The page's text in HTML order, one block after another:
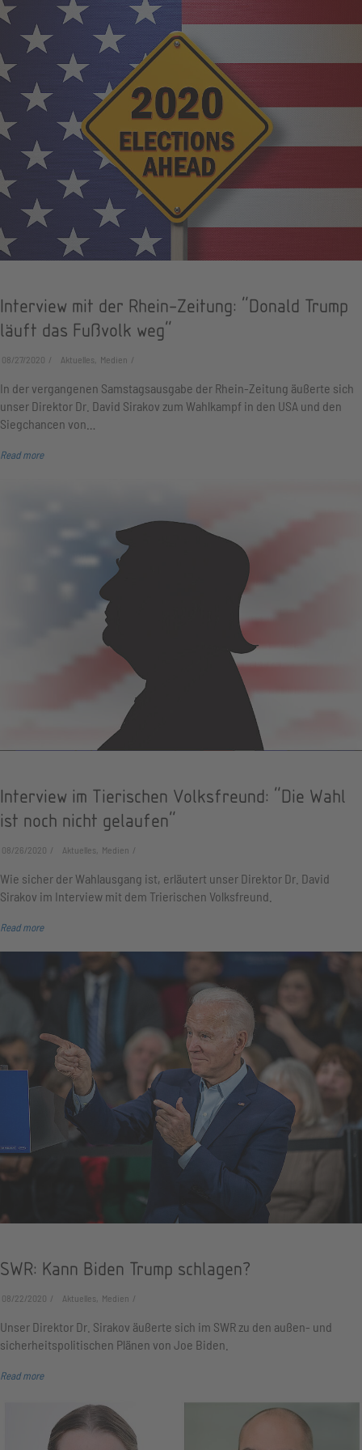
Interview mit der Rhein-Zeitung: "Donald Trump
läuft das Fußvolk weg"
08/27/2020 Aktuelles, Medien
In der vergangenen Samstagsausgabe der Rhein-Zeitung äußerte sich
unser Direktor Dr. David Sirakov zum Wahlkampf in den USA und den
Siegchancen von…
Read more
Interview im Tierischen Volksfreund: "Die Wahl
ist noch nicht gelaufen"
08/26/2020 Aktuelles, Medien
Wie sicher der Wahlausgang ist, erläutert unser Direktor Dr. David
Sirakov im Interview mit dem Trierischen Volksfreund.
Read more
SWR: Kann Biden Trump schlagen?
08/22/2020 Aktuelles, Medien
Unser Direktor Dr. Sirakov äußerte sich im SWR zu den außen- und
sicherheitspolitischen Plänen von Joe Biden.
Read more